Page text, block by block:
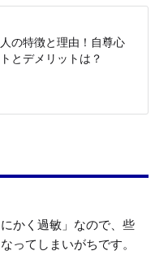
の特徴と理由！自尊心
とデメリットは？
かく過敏」なので、些
ってしまいがちです。